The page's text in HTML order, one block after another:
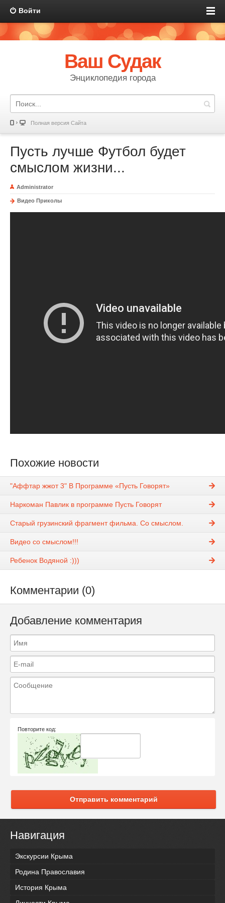
Войти
Ваш Судак
Энциклопедия города
Полная версия Сайта
Пусть лучше Футбол будет
смыслом жизни...
Administrator
Видео Приколы
Похожие новости
"Аффтар жжот 3" В Программе «Пусть Говорят»
Наркоман Павлик в программе Пусть Говорят
Старый грузинский фрагмент фильма. Со смыслом.
Видео со смыслом!!!
Ребенок Водяной :)))
Комментарии (0)
Добавление комментария
Повторите код:
Отправить комментарий
Навигация
Экскурсии Крыма
Родина Православия
История Крыма